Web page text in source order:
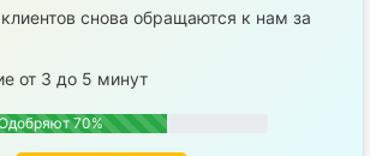
снова обращаются к нам за
от 3 до 5 минут
70%